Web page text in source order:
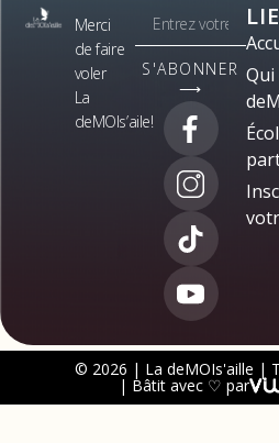
Merci
de faire
voler
La
deMOIs’aile!
S'ABONNER
⟶
Qui
© 2026 | La deMOIs'aille |
| Bâtit avec ♡ par